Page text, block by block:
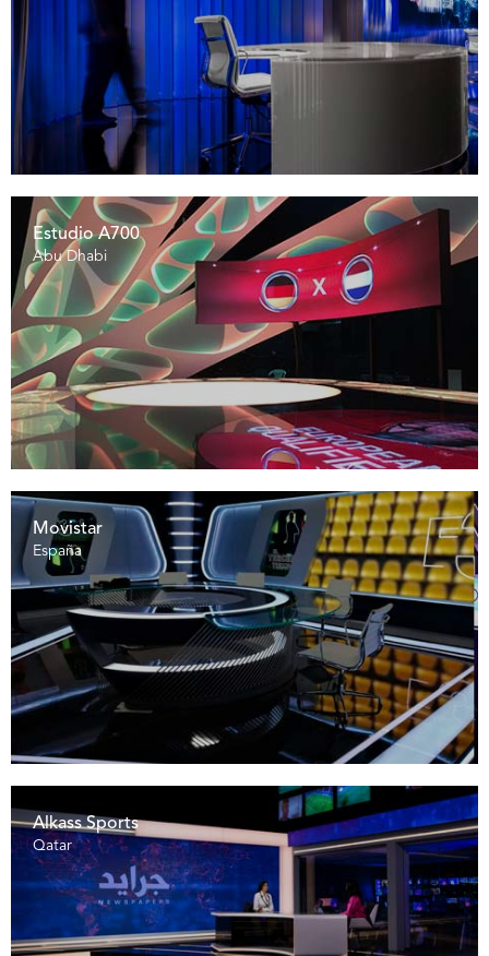
Abu Dhabi
Estudio A700
España
Movistar
Qatar
Alkass Sports